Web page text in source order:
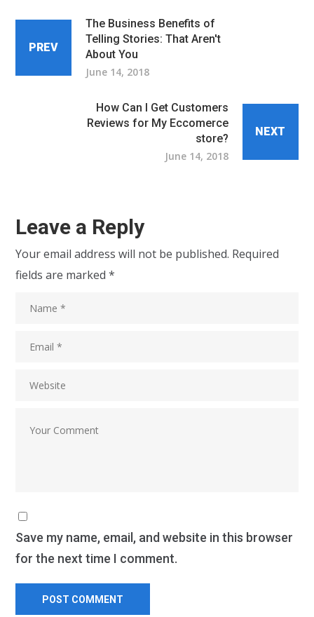
PREV
The Business Benefits of
Telling Stories: That Aren't
About You
June 14, 2018
How Can I Get Customers
Reviews for My Eccomerce
store?
June 14, 2018
NEXT
Leave a Reply
Your email address will not be published. Required
fields are marked*
Save my name, email, and website in this browser
for the next time I comment.